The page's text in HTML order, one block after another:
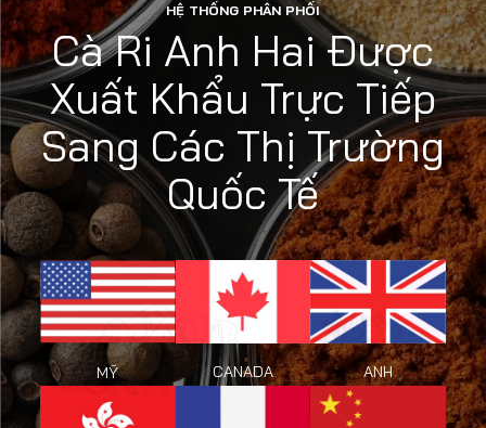
HỆ THỐNG PHÂN PHỐI
Cà Ri Anh Hai Được
Xuất Khẩu Trực Tiếp
Sang Các Thị Trường
Quốc Tế
MỸ CANADA ANH